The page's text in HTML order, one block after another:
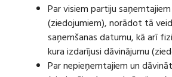
Par visiem partiju
(ziedojumiem), norādot tā
saņemšanas datumu, kā arī
kura izdarījusi dāvinājumu
Par nepieņemtajiem un